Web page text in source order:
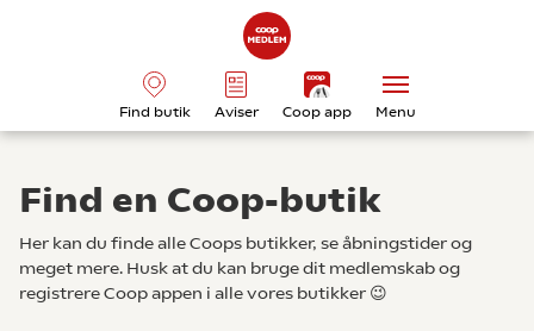
Find butik Aviser Coop app Menu
Find en Coop-butik
Her kan du finde alle Coops butikker, se åbningstider og
meget mere. Husk at du kan bruge dit medlemskab og
registrere Coop appen i alle vores butikker 😉